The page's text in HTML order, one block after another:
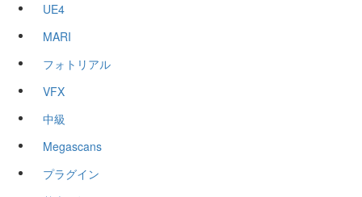
UE4
MARI
フォトリアル
VFX
中級
Megascans
プラグイン